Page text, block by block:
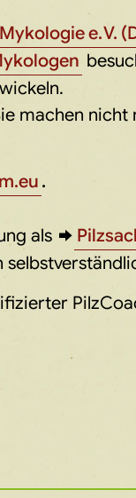
e. V.
machen
.
als